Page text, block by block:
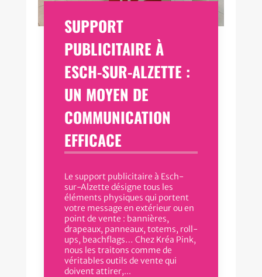
SUPPORT
PUBLICITAIRE À
ESCH-SUR-ALZETTE :
UN MOYEN DE
COMMUNICATION
EFFICACE
Le support publicitaire à Esch-
sur-Alzette désigne tous les
éléments physiques qui portent
votre message en extérieur ou en
point de vente : bannières,
drapeaux, panneaux, totems, roll-
ups, beachflags… Chez Kréa Pink,
nous les traitons comme de
véritables outils de vente qui
doivent attirer,...